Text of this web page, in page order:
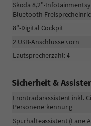
Skoda 8,2"-
Bluetooth-
8"-Digital Cockpit
2 USB-Anschlüsse vorn
Lautsprecherzahl: 4
Sicherheit &
Frontradarassistent inkl.
Personenerkennung
Spurhalteassistent (Lane